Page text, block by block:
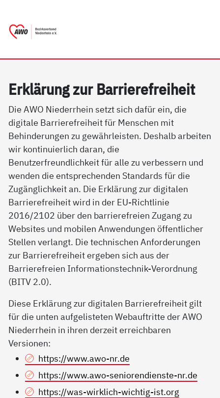
Erklärung zur Barrierefreiheit
Die AWO Niederrhein setzt sich dafür ein, die
digitale Barrierefreiheit für Menschen mit
Behinderungen zu gewährleisten. Deshalb arbeiten
wir kontinuierlich daran, die
Benutzerfreundlichkeit für alle zu verbessern und
wenden die entsprechenden Standards für die
Zugänglichkeit an. Die Erklärung zur digitalen
Barrierefreiheit wird in der EU-Richtlinie
2016/2102 über den barrierefreien Zugang zu
Websites und mobilen Anwendungen öffentlicher
Stellen verlangt. Die technischen Anforderungen
zur Barrierefreiheit ergeben sich aus der
Barrierefreien Informationstechnik-Verordnung
(BITV 2.0).
Diese Erklärung zur digitalen Barrierefreiheit gilt
für die unten aufgelisteten Webauftritte der AWO
Niederrhein in ihren derzeit erreichbaren
Versionen:
https://www.awo-nr.de
https://www.awo-seniorendienste-nr.de
https://was-wirklich-wichtig-ist.org